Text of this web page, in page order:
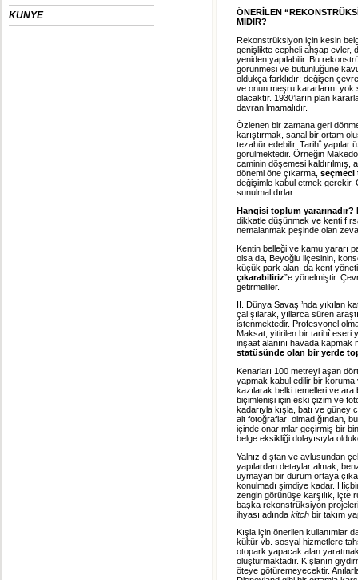
KÜNYE
ÖNERİLEN
MIDIR?
Rekonstrüksiyon için kesin
genişlikte cepheli ahşap evler,
yeniden yapılabilir. Bu
görünmesi ve bütünlüğüne
oldukça farklıdır; değişen
ve onun meşru kararlarını yok
olacaktır. 1930’ların plan
davranılmamalıdır.
Özlenen bir zamana geri
karıştırmak, sanal bir ortam
tezahür edebilir. Tarihî yapılar
görülmektedir. Örneğin
caminin döşemesi kaldırılmış,
dönemi öne çıkarma, seçmeci
değişimle kabul etmek gerekir.
sunulmalıdırlar.
Hangisi toplum yararınadır?
dikkatle düşünmek ve kenti
nemalanmak peşinde olan
Kentin belleği ve kamu yararı
olsa da, Beyoğlu ilçesinin,
küçük park alanı da kent
çıkarabiliriz”e yönelmiştir.
getirmeliler.
II. Dünya Savaşı’nda yıkılan
çalışılarak, yıllarca süren
istenmektedir. Profesyonel
Maksat, yitirilen bir tarihî eseri
inşaat alanını havada kapmak
statüsünde olan bir yerde
Kenarları 100 metreyi aşan
yapmak kabul edilir bir koruma
kazılarak belki temelleri ve ara
biçimlenişi için eski çizim ve
kadarıyla kışla, batı ve
ait fotoğrafları olmadığından,
içinde onarımlar geçirmiş bir
belge eksikliği dolayısıyla
Yalnız dıştan ve avlusundan
yapılardan detaylar almak,
uymayan bir durum ortaya
konulmadı şimdiye kadar.
zengin görünüşe karşılık, içte
başka rekonstrüksiyon
ihyası adında kitch bir takım
Kışla için önerilen kullanımlar
kültür vb. sosyal hizmetlere
otopark yapacak alan yaratmak
oluşturmaktadır. Kışlanın
öteye götüremeyecektir.